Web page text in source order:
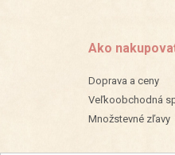
Ako
Doprava a ceny
Veľkoobchodná
Množstevné zľavy